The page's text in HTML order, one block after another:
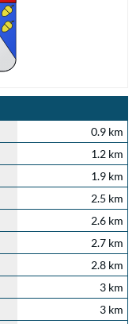
0.9 km
1.2 km
1.9 km
2.5 km
2.6 km
2.7 km
2.8 km
3 km
3 km